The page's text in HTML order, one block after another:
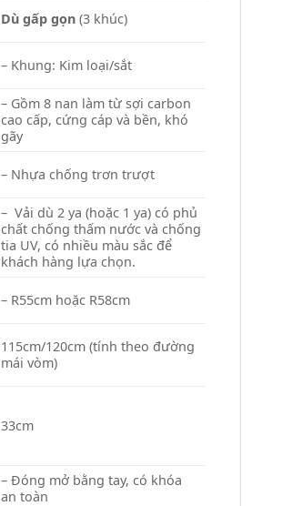
Dù gấp gọn (3 khúc)
– Khung: Kim loại/sắt
– Gồm 8 nan làm từ sợi carbon
cao cấp, cứng cáp và bền, khó
gãy
– Nhựa chống trơn trượt
– Vải dù 2 ya (hoặc 1 ya) có phủ
chất chống thấm nước và chống
tia UV, có nhiều màu sắc để
khách hàng lựa chọn.
– R55cm hoặc R58cm
115cm/120cm (tính theo đường
mái vòm)
33cm
– Đóng mở bằng tay, có khóa
an toàn